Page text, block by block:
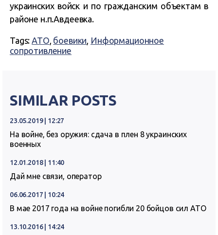
украинских войск и по гражданским объектам в
районе н.п.Авдеевка.
Tags: АТО боевики Информационное
сопротивление
SIMILAR POSTS
23.05.2019 | 12:27
На войне, без оружия: сдача в плен 8 украинских
военных
12.01.2018 | 11:40
Дай мне связи, оператор
06.06.2017 | 10:24
В мае 2017 года на войне погибли 20 бойцов сил АТО
13.10.2016 | 14:24